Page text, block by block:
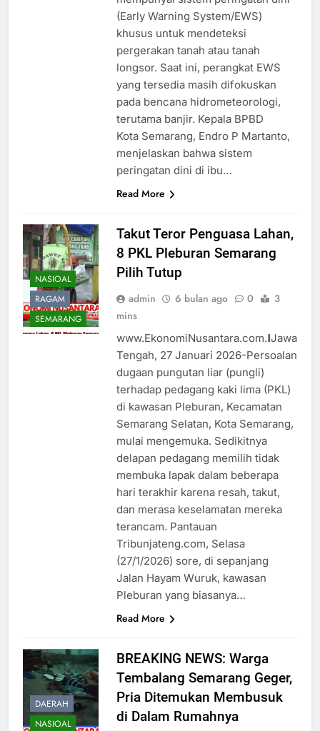
(Early Warning System/EWS)
khusus untuk mendeteksi
pergerakan tanah atau tanah
longsor. Saat ini, perangkat EWS
yang tersedia masih difokuskan
pada bencana hidrometeorologi,
terutama banjir. Kepala BPBD
Kota Semarang, Endro P Martanto,
menjelaskan bahwa sistem
peringatan dini di ibu…
Read More
NASIOAL
RAGAM
SEMARANG
Takut Teror Penguasa Lahan,
8 PKL Pleburan Semarang
Pilih Tutup
admin 6 bulan ago 0
3
mins
www.EkonomiNusantara.com.ǁJawa
Tengah, 27 Januari 2026-Persoalan
dugaan pungutan liar (pungli)
terhadap pedagang kaki lima (PKL)
di kawasan Pleburan, Kecamatan
Semarang Selatan, Kota Semarang,
mulai mengemuka. Sedikitnya
delapan pedagang memilih tidak
membuka lapak dalam beberapa
hari terakhir karena resah, takut,
dan merasa keselamatan mereka
terancam. Pantauan
Tribunjateng.com, Selasa
(27/1/2026) sore, di sepanjang
Jalan Hayam Wuruk, kawasan
Pleburan yang biasanya…
Read More
DAERAH
NASIOAL
BREAKING NEWS: Warga
Tembalang Semarang Geger,
Pria Ditemukan Membusuk
di Dalam Rumahnya